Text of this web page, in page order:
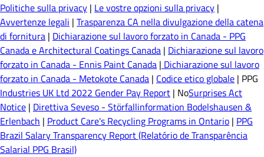
Politiche sulla privacy | Le vostre opzioni sulla privacy |
Avvertenze legali | Trasparenza CA nella divulgazione della catena
di fornitura | Dichiarazione sul lavoro forzato in Canada - PPG
Canada e Architectural Coatings Canada | Dichiarazione sul lavoro
forzato in Canada - Ennis Paint Canada | Dichiarazione sul lavoro
forzato in Canada - Metokote Canada | Codice etico globale | PPG
Industries UK Ltd 2022 Gender Pay Report | NoSurprises Act
Notice | Direttiva Seveso - Störfallinformation Bodelshausen &
Erlenbach | Product Care's Recycling Programs in Ontario | PPG
Brazil Salary Transparency Report (Relatório de Transparência
Salarial PPG Brasil)